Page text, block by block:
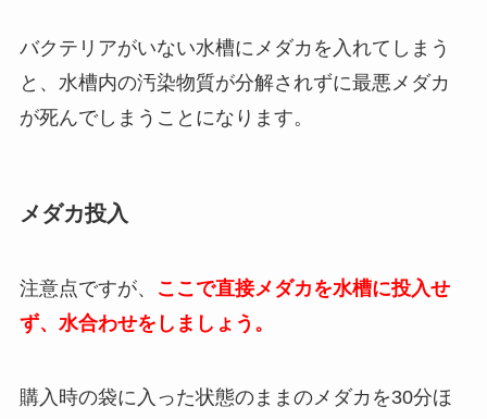
バクテリアがいない水槽にメダカを入れてしまう
と、水槽内の汚染物質が分解されずに最悪メダカ
が死んでしまうことになります。
メダカ投入
注意点ですが、
ここで直接メダカを水槽に投入せ
ず、水合わせをしましょう。
購入時の袋に入った状態のままのメダカを30分ほ